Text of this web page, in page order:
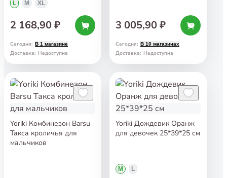
L M XL
2 168,90 ₽
Сегодня: В 1 магазине
Доставка: Недоступна
3 005,90 ₽
Сегодня: В 10 магазинах
Доставка: Недоступна
Yoriki Комбинезон Barsu
Такса кроличья для
мальчиков
Yoriki Дождевик Оранж
для девочек 25*39*25 см
М L